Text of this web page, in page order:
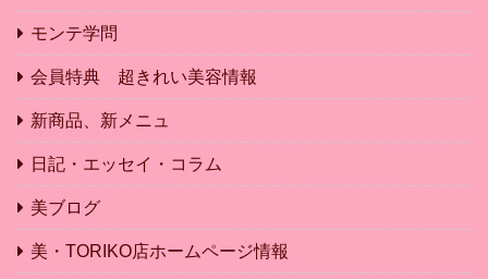
モンテ学問
会員特典 超きれい美容情報
新商品、新メニュ
日記・エッセイ・コラム
美ブログ
美・TORIKO店ホームページ情報